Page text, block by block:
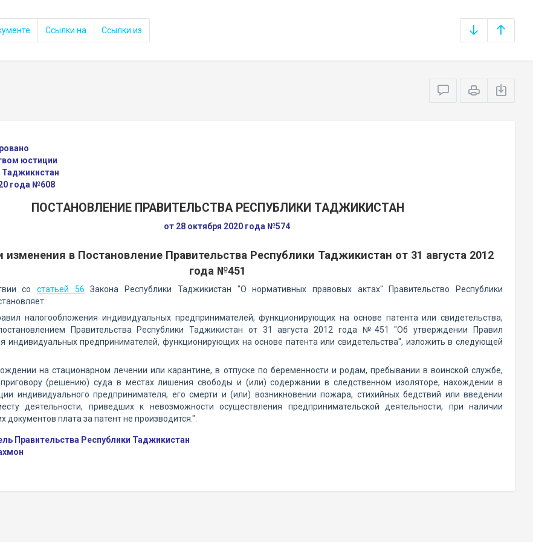
Ссылки на Ссылки из
юстиции
Таджикистан
года №608
ПОСТАНОВЛЕНИЕ ПРАВИТЕЛЬСТВА РЕСПУБЛИКИ ТАДЖИКИСТАН
от 28 октября 2020 года №574
изменения в Постановление Правительства Республики Таджикистан от 31 августа 2012
года №451
состатьей 56 Закона Республики Таджикистан "О нормативных правовых актах" Правительство Республики
налогообложения индивидуальных предпринимателей, функционирующих на основе патента или свидетельства,
Правительства Республики Таджикистан от 31 августа 2012 года №451 "Об утверждении Правил
индивидуальных предпринимателей, функционирующих на основе патента или свидетельства", изложить в следующей
на стационарном лечении или карантине, в отпуске по беременности и родам, пребывании в воинской службе,
(решению) суда в местах лишения свободы и (или) содержании в следственном изоляторе, нахождении в
индивидуального предпринимателя, его смерти и (или) возникновении пожара, стихийных бедствий или введении
деятельности, приведших к невозможности осуществления предпринимательской деятельности, при наличии
плата за патент не производится.".
Правительства Республики Таджикистан